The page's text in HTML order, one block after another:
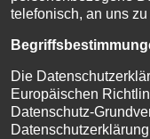
telefonisch, an uns
Die
Europäischen
Datenschutz-